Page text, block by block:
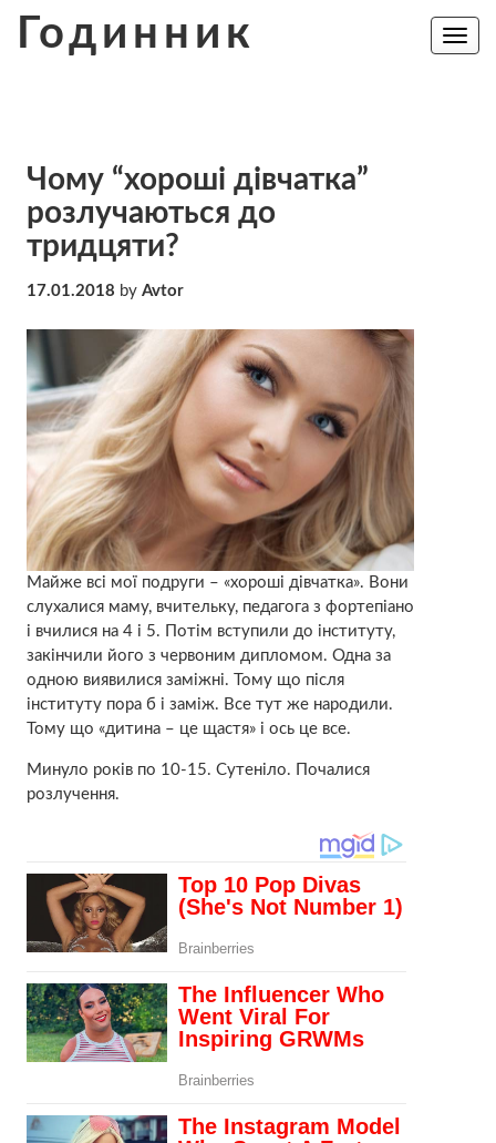
Годинник
Toggle
Чому “хороші дівчатка”
розлучаються до
тридцяти?
17.01.2018 by Avtor
Майже всі мої подруги – «хороші дівчатка». Вони
слухалися маму, вчительку, педагога з фортепіано
і вчилися на 4 і 5. Потім вступили до інституту,
закінчили його з червоним дипломом. Одна за
одною виявилися заміжні. Тому що після
інституту пора б і заміж. Все тут же народили.
Тому що «дитина – це щастя» і ось це все.
Минуло років по 10-15. Сутеніло. Почалися
розлучення.